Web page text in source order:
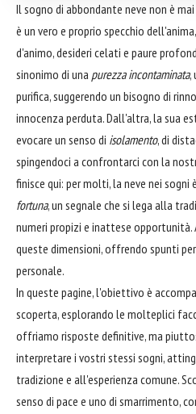
Il sogno di abbondante neve non è
è un vero e proprio specchio
d'animo, desideri celati e paure
sinonimo di una purezza incontaminata,
purifica, suggerendo un bisogno di
innocenza perduta. Dall'altra, la sua
evocare un senso di isolamento, di
spingendoci a confrontarci con la
finisce qui: per molti, la neve nei sogni
fortuna, un segnale che si lega alla
numeri propizi e inattese opportunità.
queste dimensioni, offrendo spunti
personale.
In queste pagine, l'obiettivo è
scoperta, esplorando le molteplici
offriamo risposte definitive, ma
interpretare i vostri stessi sogni,
tradizione e all'esperienza comune.
senso di pace e uno di smarrimento,